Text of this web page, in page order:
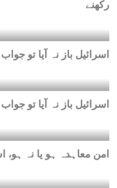
رکھنے
اسرائیل باز نہ آیا تو
اسرائیل باز نہ آیا تو
امن معاہدہ ہو یا نہ ہو،